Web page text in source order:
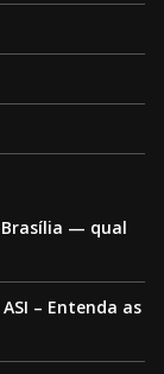
Brasília — qual
– Entenda as